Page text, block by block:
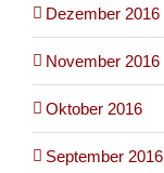
Dezember 2016
November 2016
Oktober 2016
September 2016